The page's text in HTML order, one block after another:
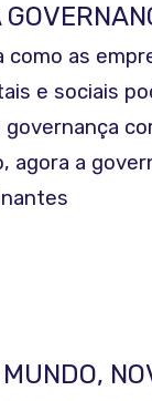
como as
e sociais
agora a
MUNDO,